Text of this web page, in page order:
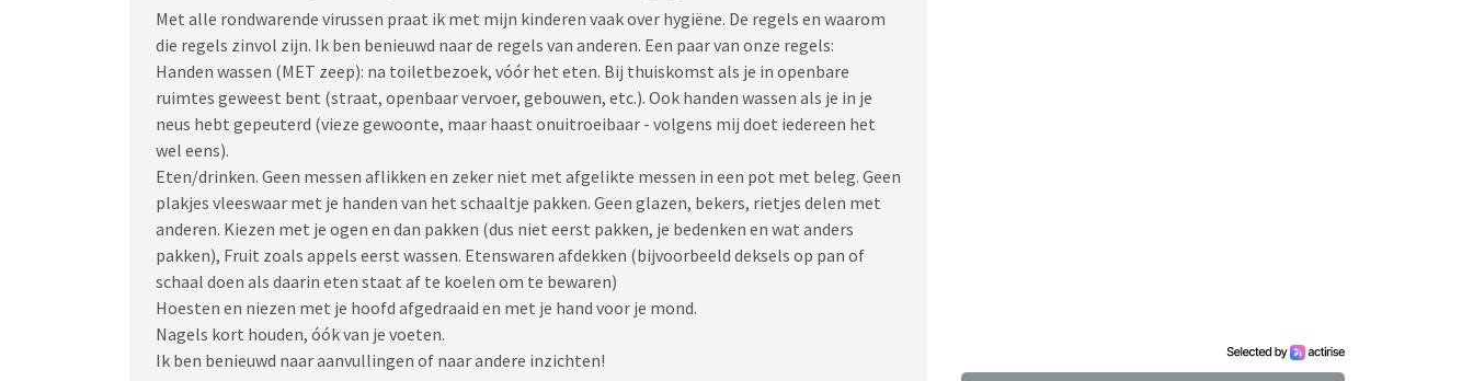
Met alle rondwarende virussen praat ik met mijn kinderen vaak over hygiëne. De regels en waarom
die regels zinvol zijn. Ik ben benieuwd naar de regels van anderen. Een paar van onze regels:
Handen wassen (MET zeep): na toiletbezoek, vóór het eten. Bij thuiskomst als je in openbare
ruimtes geweest bent (straat, openbaar vervoer, gebouwen, etc.). Ook handen wassen als je in je
neus hebt gepeuterd (vieze gewoonte, maar haast onuitroeibaar - volgens mij doet iedereen het
wel eens).
Eten/drinken. Geen messen aflikken en zeker niet met afgelikte messen in een pot met beleg. Geen
plakjes vleeswaar met je handen van het schaaltje pakken. Geen glazen, bekers, rietjes delen met
anderen. Kiezen met je ogen en dan pakken (dus niet eerst pakken, je bedenken en wat anders
pakken), Fruit zoals appels eerst wassen. Etenswaren afdekken (bijvoorbeeld deksels op pan of
schaal doen als daarin eten staat af te koelen om te bewaren)
Hoesten en niezen met je hoofd afgedraaid en met je hand voor je mond.
Nagels kort houden, óók van je voeten.
Ik ben benieuwd naar aanvullingen of naar andere inzichten!